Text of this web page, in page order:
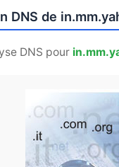
DNS de
DNS pour